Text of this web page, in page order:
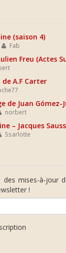
(saison 4)
Fab
Freu (Actes
A.F Carter
de Juan Gómez-
norbert
– Jacques
Ssarlotte
mises-à-jour
!